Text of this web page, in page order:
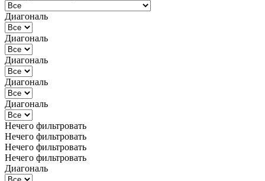
Диагональ
Диагональ
Диагональ
Диагональ
Диагональ
Нечего фильтровать
Нечего фильтровать
Нечего фильтровать
Нечего фильтровать
Диагональ